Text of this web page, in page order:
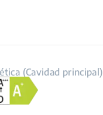
(Cavidad principal)